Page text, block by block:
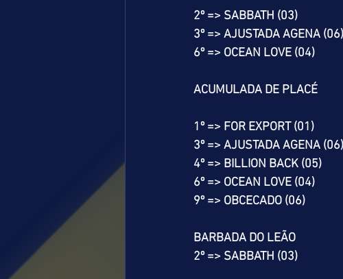
2º => SABBATH (03)
3º => AJUSTADA AGENA (06)
6º => OCEAN LOVE (04)
ACUMULADA DE PLACÉ
1º => FOR EXPORT (01)
3º => AJUSTADA AGENA (06)
4º => BILLION BACK (05)
6º => OCEAN LOVE (04)
9º => OBCECADO (06)
BARBADA DO LEÃO
2º => SABBATH (03)